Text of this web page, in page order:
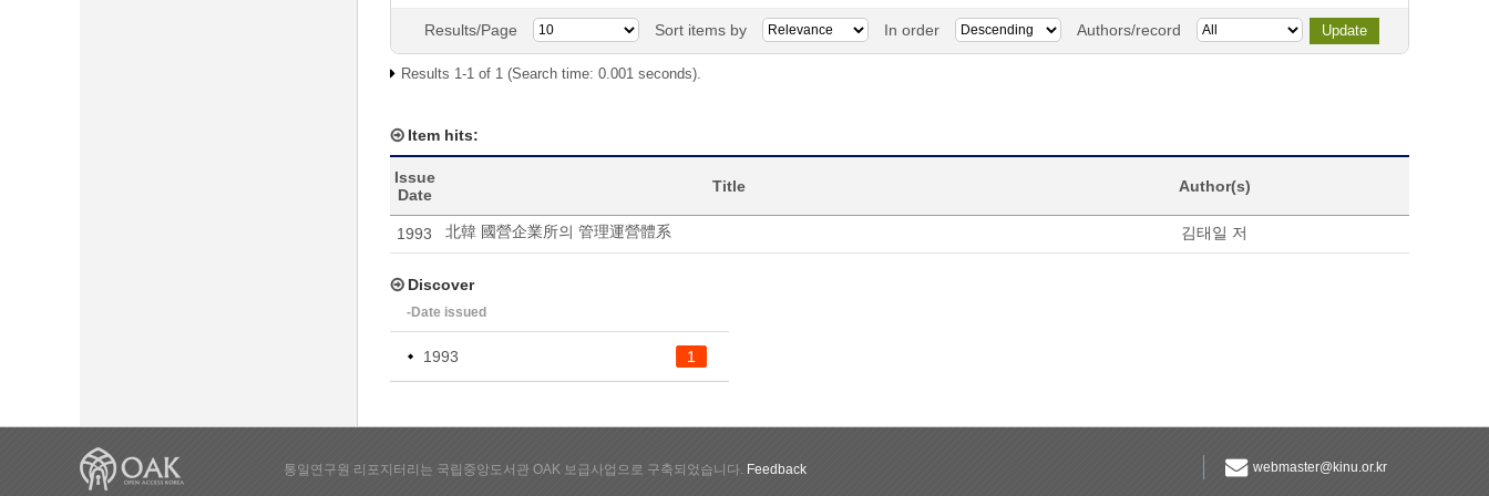
Results/Page Sort items by In order Authors/record
Results 1-1 of 1 (Search time: 0.001 seconds).
Item hits:
Issue
Date
Title Author(s)
1993 北韓 國營企業所의 管理運營體系 김태일 저
Discover
-Date issued
1
1993
webmaster@kinu.or.kr
통일연구원 리포지터리는 국립중앙도서관 OAK 보급사업으로 구축되었습니다. Feedback